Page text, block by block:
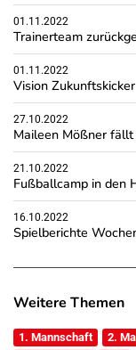
01.11.2022
Trainerteam
01.11.2022
Vision Zukunftskicker
27.10.2022
Maileen Mößner
21.10.2022
Fußballcamp in den
16.10.2022
Spielberichte
Weitere Themen
1. Mannschaft 2.